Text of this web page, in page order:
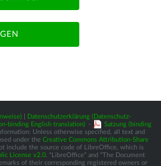
|
Datenschutzerklärung (Datenschutz-
binding English translation) -
Satzung (binding
Unless otherwise specified, all text and
under the Creative Commons Attribution-Share
include the source code of LibreOffice, which is
License v2.0. “LibreOffice” and “The Document
of their corresponding registered owners or